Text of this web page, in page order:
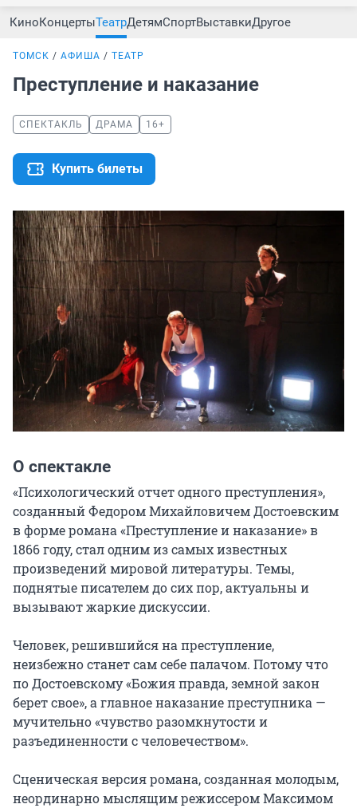
КиноКонцертыТеатрДетямСпортВыставкиДругое
ТОМСК АФИША ТЕАТР
Преступление и наказание
СПЕКТАКЛЬ ДРАМА 16+
Купить билеты
О спектакле
«Психологический отчет одного преступления»,
созданный Федором Михайловичем Достоевским
в форме романа «Преступление и наказание» в
1866 году, стал одним из самых известных
произведений мировой литературы. Темы,
поднятые писателем до сих пор, актуальны и
вызывают жаркие дискуссии.
Человек, решившийся на преступление,
неизбежно станет сам себе палачом. Потому что
по Достоевскому «Божия правда, земной закон
берет свое», а главное наказание преступника —
мучительно «чувство разомкнутости и
разъединенности с человечеством».
Сценическая версия романа, созданная молодым,
неординарно мыслящим режиссером Максимом